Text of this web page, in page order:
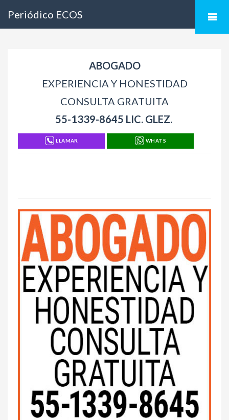
Periódico ECOS
ABOGADO
EXPERIENCIA Y HONESTIDAD
CONSULTA GRATUITA
55-1339-8645 LIC. GLEZ.
LLAMAR WHATS